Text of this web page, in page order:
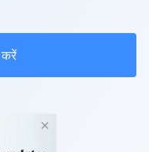
करें